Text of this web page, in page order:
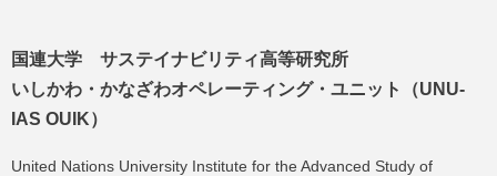
国連大学 サステイナビリティ高等研究所
いしかわ・かなざわオペレーティング・ユニット（UNU-
IAS OUIK）
United Nations University Institute for the Advanced Study of